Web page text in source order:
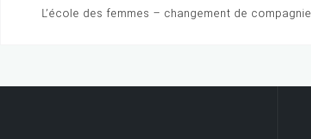
L’école des femmes – changement de compagnie